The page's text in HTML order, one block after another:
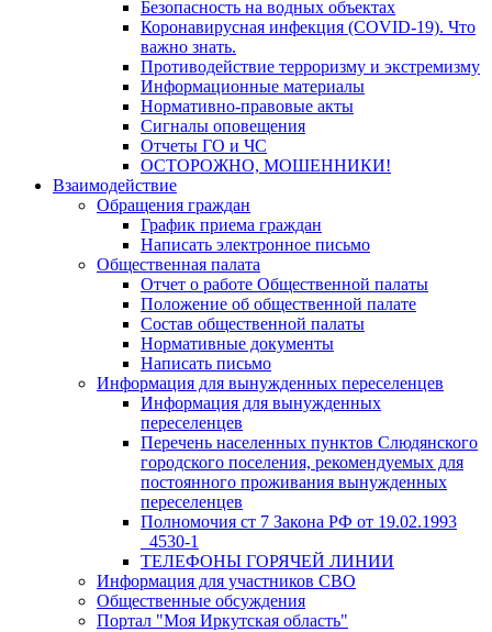
Безопасность на водных объектах
Коронавирусная инфекция (COVID-19). Что
важно знать.
Противодействие терроризму и экстремизму
Информационные материалы
Нормативно-правовые акты
Сигналы оповещения
Отчеты ГО и ЧС
ОСТОРОЖНО, МОШЕННИКИ!
Взаимодействие
Обращения граждан
График приема граждан
Написать электронное письмо
Общественная палата
Отчет о работе Общественной палаты
Положение об общественной палате
Состав общественной палаты
Нормативные документы
Написать письмо
Информация для вынужденных переселенцев
Информация для вынужденных
переселенцев
Перечень населенных пунктов Слюдянского
городского поселения, рекомендуемых для
постоянного проживания вынужденных
переселенцев
Полномочия ст 7 Закона РФ от 19.02.1993
_4530-1
ТЕЛЕФОНЫ ГОРЯЧЕЙ ЛИНИИ
Информация для участников СВО
Общественные обсуждения
Портал "Моя Иркутская область"